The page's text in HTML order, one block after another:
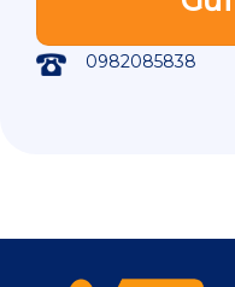
0982085838